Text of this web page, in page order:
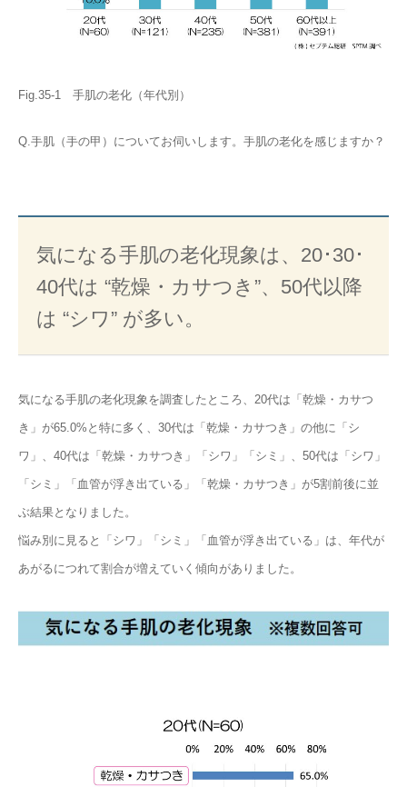
Fig.35-1 手肌の老化（年代別）
Q.手肌（手の甲）についてお伺いします。手肌の老化を感じますか？
気になる手肌の老化現象は、20･30･
40代は “乾燥・カサつき”、50代以降
は “シワ” が多い。
気になる手肌の老化現象を調査したところ、20代は「乾燥・カサつ
き」が65.0%と特に多く、30代は「乾燥・カサつき」の他に「シ
ワ」、40代は「乾燥・カサつき」「シワ」「シミ」、50代は「シワ」
「シミ」「血管が浮き出ている」「乾燥・カサつき」が5割前後に並
ぶ結果となりました。
悩み別に見ると「シワ」「シミ」「血管が浮き出ている」は、年代が
あがるにつれて割合が増えていく傾向がありました。